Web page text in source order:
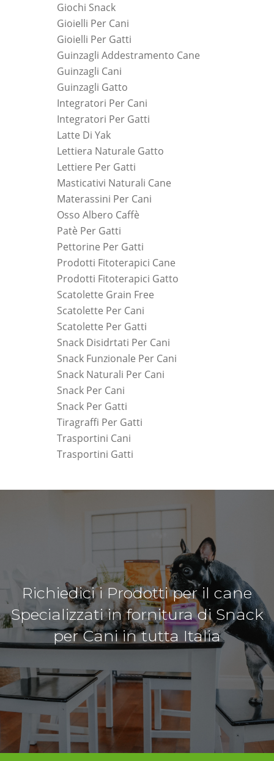
Giochi Snack
Gioielli Per Cani
Gioielli Per Gatti
Guinzagli Addestramento Cane
Guinzagli Cani
Guinzagli Gatto
Integratori Per Cani
Integratori Per Gatti
Latte Di Yak
Lettiera Naturale Gatto
Lettiere Per Gatti
Masticativi Naturali Cane
Materassini Per Cani
Osso Albero Caffè
Patè Per Gatti
Pettorine Per Gatti
Prodotti Fitoterapici Cane
Prodotti Fitoterapici Gatto
Scatolette Grain Free
Scatolette Per Cani
Scatolette Per Gatti
Snack Disidrtati Per Cani
Snack Funzionale Per Cani
Snack Naturali Per Cani
Snack Per Cani
Snack Per Gatti
Tiragraffi Per Gatti
Trasportini Cani
Trasportini Gatti
Richiedici i Prodotti per il cane
Specializzati in fornitura di Snack
per Cani in tutta Italia